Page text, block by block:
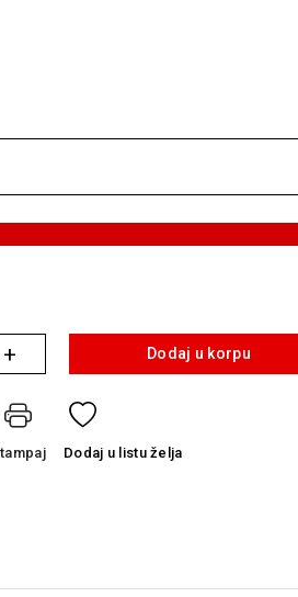
+ Dodaj u korpu
Dodaj u listu želja